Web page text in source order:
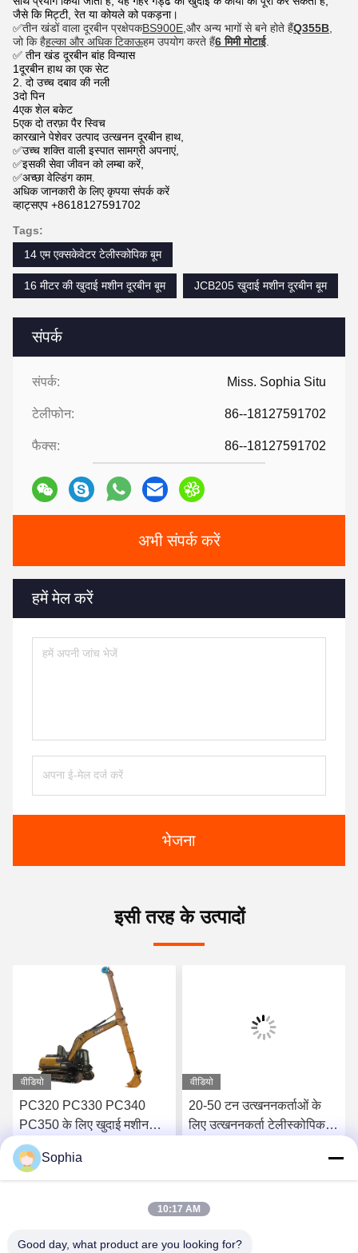
संपर्क
संपर्क: Miss. Sophia Situ
टेलीफोन: 86--18127591702
फैक्स: 86--18127591702
अभी संपर्क करें
हमें मेल करें
भेजना
जैसे कि मिट्टी, रेत या कोयले को पकड़ना।
✅तीन खंडों वाला दूरबीन प्रक्षेपकBS900E, और अन्य भागों से बने होते हैंQ355B
जो कि हैहल्का और अधिक टिकाऊहम उपयोग करते हैं6 मिमी मोटाई.
✅ तीन खंड दूरबीन बांह विन्यास
1दूरबीन हाथ का एक सेट
2. दो उच्च दबाव की नली
3दो पिन
4एक शेल बकेट
5एक दो तरफ़ा पैर स्विच
कारखाने पेशेवर उत्पाद उत्खनन दूरबीन हाथ,
✅उच्च शक्ति वाली इस्पात सामग्री अपनाएं,
✅इसकी सेवा जीवन को लम्बा करें,
✅अच्छा वेल्डिंग काम.
अधिक जानकारी के लिए कृपया संपर्क करें
व्हाट्सएप +8618127591702
Tags:
14 एम एक्सकेवेटर टेलीस्कोपिक बूम
16 मीटर की खुदाई मशीन दूरबीन बूम JCB205 खुदाई मशीन दूरबीन बूम
इसी तरह के उत्पादों
वीडियो
PC320 PC330 PC340
PC350 के लिए खुदाई मशीन
दूरबीन बूम आर्म
सर्वोत्तम मूल्य प्राप्त करें
वीडियो
20-50 टन उत्खननकर्ताओं के
लिए उत्खननकर्ता टेलीस्कोपिक
सर्वोत्तम मूल्य प्राप्त करें
Sophia
10:17 AM
Good day, what product are you looking for?